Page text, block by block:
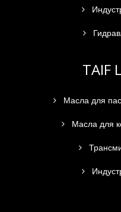
TAIF
Масла для
Масла для